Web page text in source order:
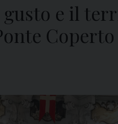
e il
Coperto